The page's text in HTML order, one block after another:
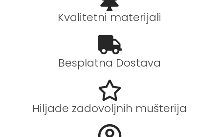
Kvalitetni materijali
Besplatna Dostava
Hiljade zadovoljnih mušterija